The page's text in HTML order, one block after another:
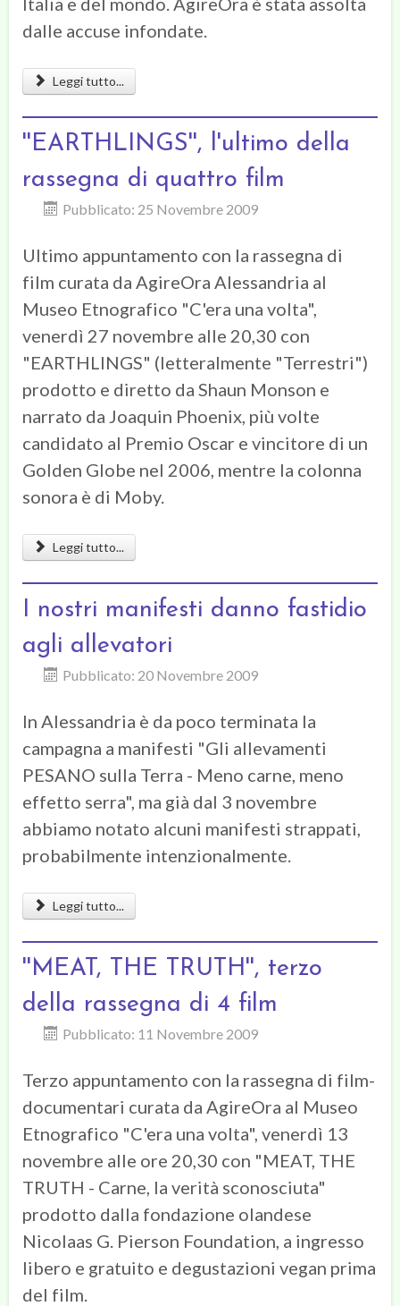
dalle accuse infondate.
Leggi tutto...
''EARTHLINGS'', l'ultimo della
rassegna di quattro film
Pubblicato: 25 Novembre 2009
Ultimo appuntamento con la rassegna di
film curata da AgireOra Alessandria al
Museo Etnografico "C'era una volta",
venerdì 27 novembre alle 20,30 con
"EARTHLINGS" (letteralmente "Terrestri")
prodotto e diretto da Shaun Monson e
narrato da Joaquin Phoenix, più volte
candidato al Premio Oscar e vincitore di un
Golden Globe nel 2006, mentre la colonna
sonora è di Moby.
Leggi tutto...
I nostri manifesti danno fastidio
agli allevatori
Pubblicato: 20 Novembre 2009
In Alessandria è da poco terminata la
campagna a manifesti "Gli allevamenti
PESANO sulla Terra - Meno carne, meno
effetto serra", ma già dal 3 novembre
abbiamo notato alcuni manifesti strappati,
probabilmente intenzionalmente.
Leggi tutto...
''MEAT, THE TRUTH'', terzo
della rassegna di 4 film
Pubblicato: 11 Novembre 2009
Terzo appuntamento con la rassegna di film-
documentari curata da AgireOra al Museo
Etnografico "C'era una volta", venerdì 13
novembre alle ore 20,30 con "MEAT, THE
TRUTH - Carne, la verità sconosciuta"
prodotto dalla fondazione olandese
Nicolaas G. Pierson Foundation, a ingresso
libero e gratuito e degustazioni vegan prima
del film.